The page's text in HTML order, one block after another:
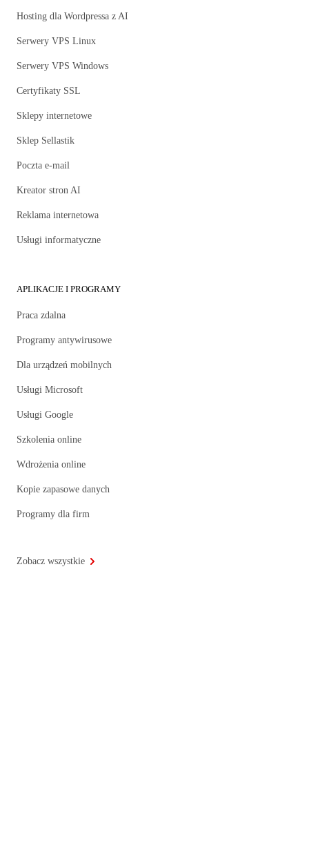
Hosting dla Wordpressa z AI
Serwery VPS Linux
Serwery VPS Windows
Certyfikaty SSL
Sklepy internetowe
Sklep Sellastik
Poczta e-mail
Kreator stron AI
Reklama internetowa
Usługi informatyczne
APLIKACJE I PROGRAMY
Praca zdalna
Programy antywirusowe
Dla urządzeń mobilnych
Usługi Microsoft
Usługi Google
Szkolenia online
Wdrożenia online
Kopie zapasowe danych
Programy dla firm
Zobacz wszystkie